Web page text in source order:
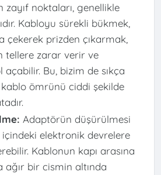
zayıf noktaları, genellikle
Kabloyu sürekli bükmek,
çekerek prizden çıkarmak,
tellere zarar verir ve
Bu, bizim de sıkça
kablo ömrünü ciddi şekilde
Adaptörün düşürülmesi
elektronik devrelere
Kablonun kapı arasına
ağır bir cismin altında